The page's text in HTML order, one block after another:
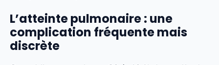
L’atteinte pulmonaire: une
complication fréquente mais
discrète